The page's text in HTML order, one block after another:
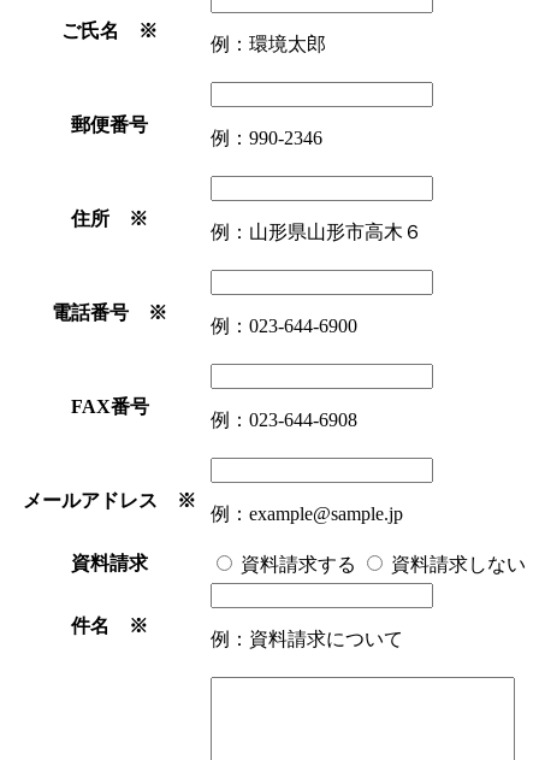
ご氏名 ※
例：環境太郎
郵便番号
例：990-2346
住所 ※
例：山形県山形市高木６
電話番号 ※
例：023-644-6900
FAX番号
例：023-644-6908
メールアドレス ※
例：example@sample.jp
資料請求 資料請求する 資料請求しない
件名 ※
例：資料請求について